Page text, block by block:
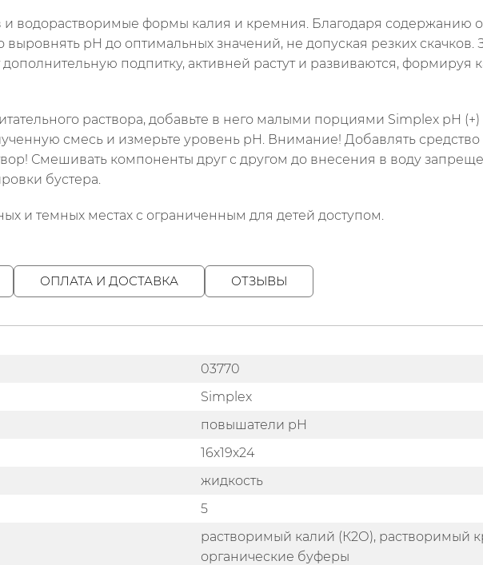
водорастворимые формы калия и кремния. Благодаря содержанию
pH до оптимальных значений, не допуская резких скачков.
подпитку, активней растут и развиваются, формируя
раствора, добавьте в него малыми порциями Simplex pH (+)
смесь и измерьте уровень pH. Внимание! Добавлять
Смешивать компоненты друг с другом до внесения в воду
бустера.
и темных местах с ограниченным для детей доступом.
ОПЛАТА И ДОСТАВКА ОТЗЫВЫ
03770
Simplex
повышатели pH
16х19х24
жидкость
5
растворимый калий (К2О), растворимый
органические буферы